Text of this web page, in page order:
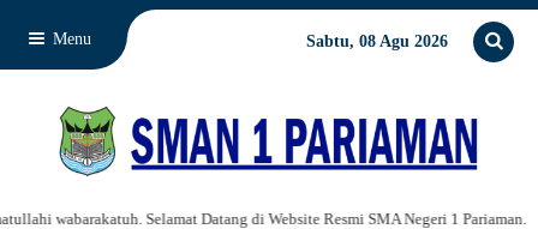
Menu Sabtu, 08 Agu 2026
wabarakatuh. Selamat Datang di Website Resmi SMA Negeri 1 Pariaman.